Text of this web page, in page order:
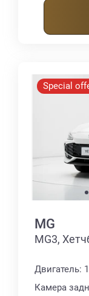
Special
MG
MG3,
Двигатель:
Камера